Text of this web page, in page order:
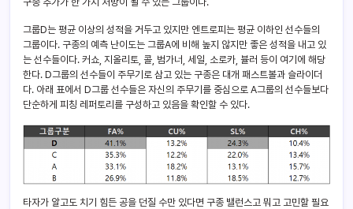
그룹D는 평균 이상의 성적을 거두고 있지만 엔트로피는 평균 이하인 선수들의
그룹이다. 구종의 예측 난이도는 그룹A에 비해 높지 않지만 좋은 성적을 내고 있
는 선수들이다. 커쇼, 지올리토, 콜, 범가너, 세일, 소로카, 뷸러 등이 여기에 해당
한다. D그룹의 선수들이 주무기로 삼고 있는 구종은 대개 패스트볼과 슬라이더
다. 아래 표에서 D그룹 선수들은 자신의 주무기를 중심으로 A그룹의 선수들보다
단순하게 피칭 레퍼토리를 구성하고 있음을 확인할 수 있다.
타자가 알고도 치기 힘든 공을 던질 수만 있다면 구종 밸런스고 뭐고 고민할 필요